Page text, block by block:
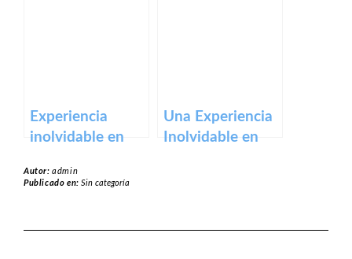
Experiencia
inolvidable en
Bienvenido al
Una Experiencia
Inolvidable en
Autor:admin
Publicado en:Sin categoría